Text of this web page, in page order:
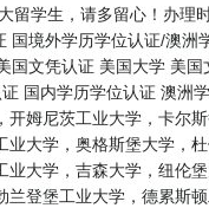
留学生，请多留心！办
国境外学历学位认证/澳
国文凭认证 美国大学 美
国内学历学位认证 澳洲
姆尼茨工业大学，卡尔
业大学，奥格斯堡大学，
大学，吉森大学，纽伦
登堡工业大学，德累斯